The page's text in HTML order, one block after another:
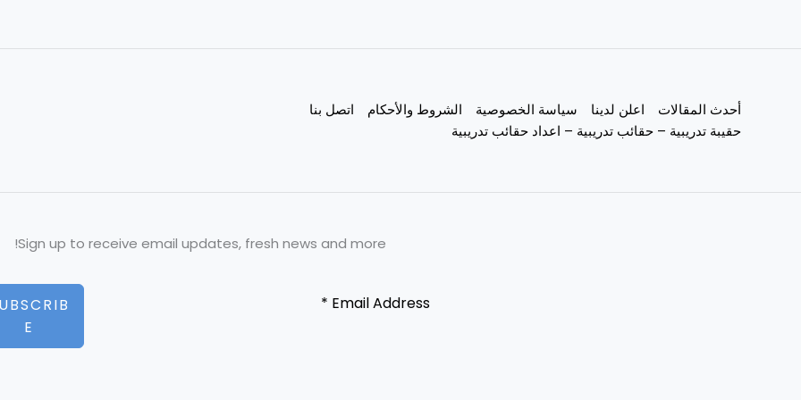
أحدث المقالات اعلن لدينا سياسة الخصوصية الشروط والأحكام
اتصل بنا
حقيبة تدريبية – حقائب تدريبية – اعداد حقائب تدريبية
Sign up to receive email updates, fresh news and more!
E